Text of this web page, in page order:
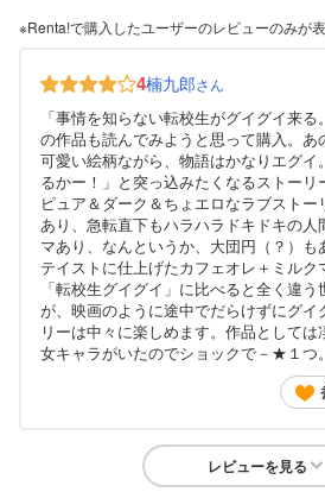
※Renta!で購入したユーザーのレビューのみが
4楠九郎さん
「事情を知らない転校生がグイグイ来
の作品も読んでみようと思って購入。あ
可愛い絵柄ながら、物語はかなりエグイ
るかー！」と突っ込みたくなるストーリ
ピュア＆ダーク＆ちょエロなラブストー
あり、急転直下もハラハラドキドキの人
マあり、なんというか、大団円（？）
テイストに仕上げたカフェオレ＋ミルク
「転校生グイグイ」に比べると全く違
が、映画のように途中でだらけずにグイ
リーは中々に楽しめます。作品としては
女キャラがいたのでショックで－★１つ。
レビューを見る